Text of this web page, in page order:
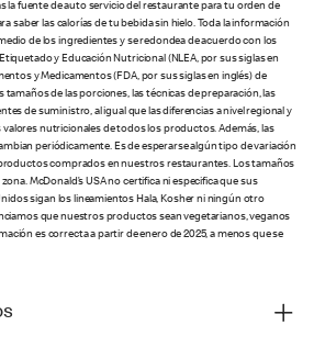
la fuente de auto servicio del restaurante para tu orden de
saber las calorías de tu bebida sin hielo. Toda la información
de los ingredientes y se redondea de acuerdo con los
y Educación Nutricional (NLEA, por sus siglas en
y Medicamentos (FDA, por sus siglas en inglés) de
tamaños de las porciones, las técnicas de preparación, las
de suministro, al igual que las diferencias a nivel regional y
nutricionales de todos los productos. Además, las
periódicamente. Es de esperarse algún tipo de variación
comprados en nuestros restaurantes. Los tamaños
McDonald’s USA no certifica ni especifica que sus
sigan los lineamientos Hala, Kosher ni ningún otro
que nuestros productos sean vegetarianos, veganos
es correcta a partir de enero de 2025, a menos que se